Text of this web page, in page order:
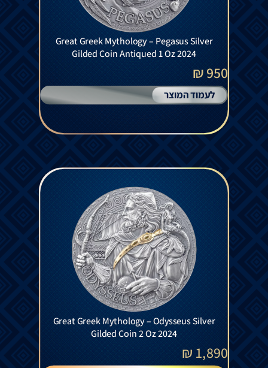
Great Greek Mythology – Pegasus Silver
Gilded Coin Antiqued 1 Oz 2024
950 ₪
לעמוד המוצר
Great Greek Mythology – Odysseus Silver
Gilded Coin 2 Oz 2024
1,890
₪